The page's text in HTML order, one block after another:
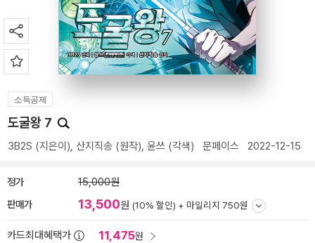
소득공제
도굴왕 7
3B2S (지은이), 산지직송 (원작), 윤쓰 (각색) 문페이스 2022-12-15
정가 15,000원
판매가 13,500원 (10% 할인) + 마일리지 750원
카드최대혜택가 11,475원